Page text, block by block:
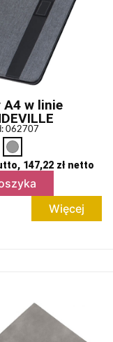
A4 w linie
062707
147,22 złnetto
Więcej